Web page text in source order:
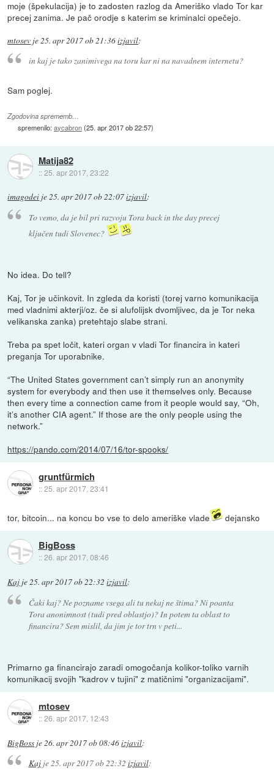
moje (špekulacija) je to zadosten razlog da Ameriško vlado Tor kar
precej zanima. Je pač orodje s katerim se kriminalci opečejo.
mtosev je25. apr 2017 ob 21:36izjavil:
in kaj je tako zanimivega na toru kar ni na navadnem internetu?
Sam poglej.
Zgodovina sprememb…
spremenilo:aycabron(25. apr 2017 ob 22:57)
Matija82
::25. apr 2017, 23:22
imagodei je25. apr 2017 ob 22:07izjavil:
To vemo, da je bil pri razvoju Tora back in the day precej
ključen tudi Slovenec?
No idea. Do tell?
Kaj, Tor je učinkovit. In zgleda da koristi (torej varno komunikacija
med vladnimi akterji/oz. če si alufolijsk dvomljivec, da je Tor neka
velikanska zanka) pretehtajo slabe strani.
Treba pa spet ločit, kateri organ v vladi Tor financira in kateri
preganja Tor uporabnike.
“The United States government can’t simply run an anonymity
system for everybody and then use it themselves only. Because
then every time a connection came from it people would say, “Oh,
it’s another CIA agent.” If those are the only people using the
network.”
https://pando.com/2014/07/16/tor-spooks/
gruntfürmich
::25. apr 2017, 23:41
tor, bitcoin... na koncu bo vse to delo ameriške vlade dejansko
BigBoss
::26. apr 2017, 08:46
Kaj je25. apr 2017 ob 22:32 izjavil:
Čaki kaj? Ne pozname vsega ali tu nekaj ne štima? Ni poanta
Tora anonimnost (tudi pred oblastjo)? In potem ta oblast to
financira? Sem mislil, da jim je tor trn v peti...
Primarno ga financirajo zaradi omogočanja kolikor-toliko varnih
komunikacij svojih "kadrov v tujini" z matičnimi "organizacijami".
mtosev
::26. apr 2017, 12:43
BigBoss je 26. apr 2017 ob 08:46izjavil:
Kajje25. apr 2017 ob 22:32 izjavil: